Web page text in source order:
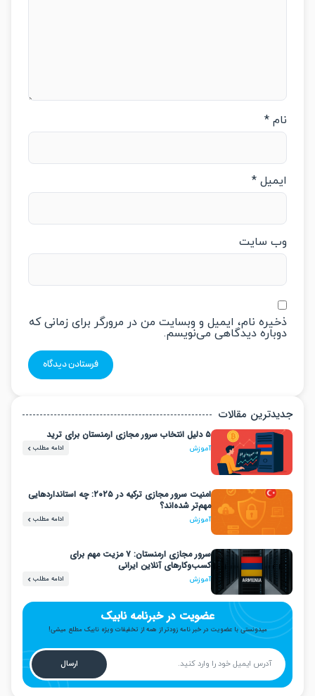
سایت
نام، ایمیل و وبسایت من در مرورگر برای زمانی که
دیدگاهی می‌نویسم.
مقالات
آموزش
امنیت سرور مجازی ترکیه در ۲۰۲۵: چه استانداردهایی
مهم‌تر شده‌اند؟
آموزش
سرور مجازی ارمنستان: ۷ مزیت مهم برای
کسب‌وکارهای آنلاین ایرانی
آموزش
عضویت در خبرنامه نابیک
میدونستی با عضویت در خبر نامه زودتر از همه از تخفیفات ویژه نابیک مطلع میشی!
ارسال